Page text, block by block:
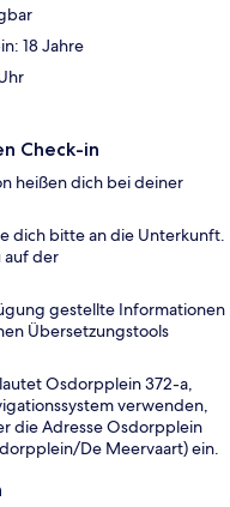
18 Jahre
Check-in
heißen dich bei deiner
dich bitte an die Unterkunft.
auf der
gestellte Informationen
Übersetzungstools
Osdorpplein 372-a,
verwenden,
die Adresse Osdorpplein
De Meervaart) ein.